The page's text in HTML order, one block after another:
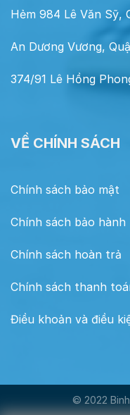
Hẻm 984 Lê Văn Sỹ,
An Dương Vương,
374/91 Lê Hồng
VỀ CHÍNH SÁCH
Chính sách bảo mật
Chính sách bảo hành
Chính sách hoàn trả
Chính sách thanh
Điều khoản và điều
© 2022